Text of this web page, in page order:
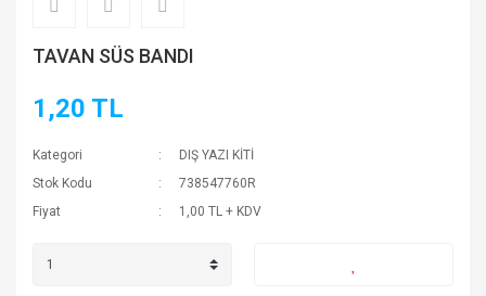
TAVAN SÜS BANDI
1,20 TL
Kategori
DIŞ YAZI KİTİ
Stok Kodu
738547760R
Fiyat
1,00 TL + KDV